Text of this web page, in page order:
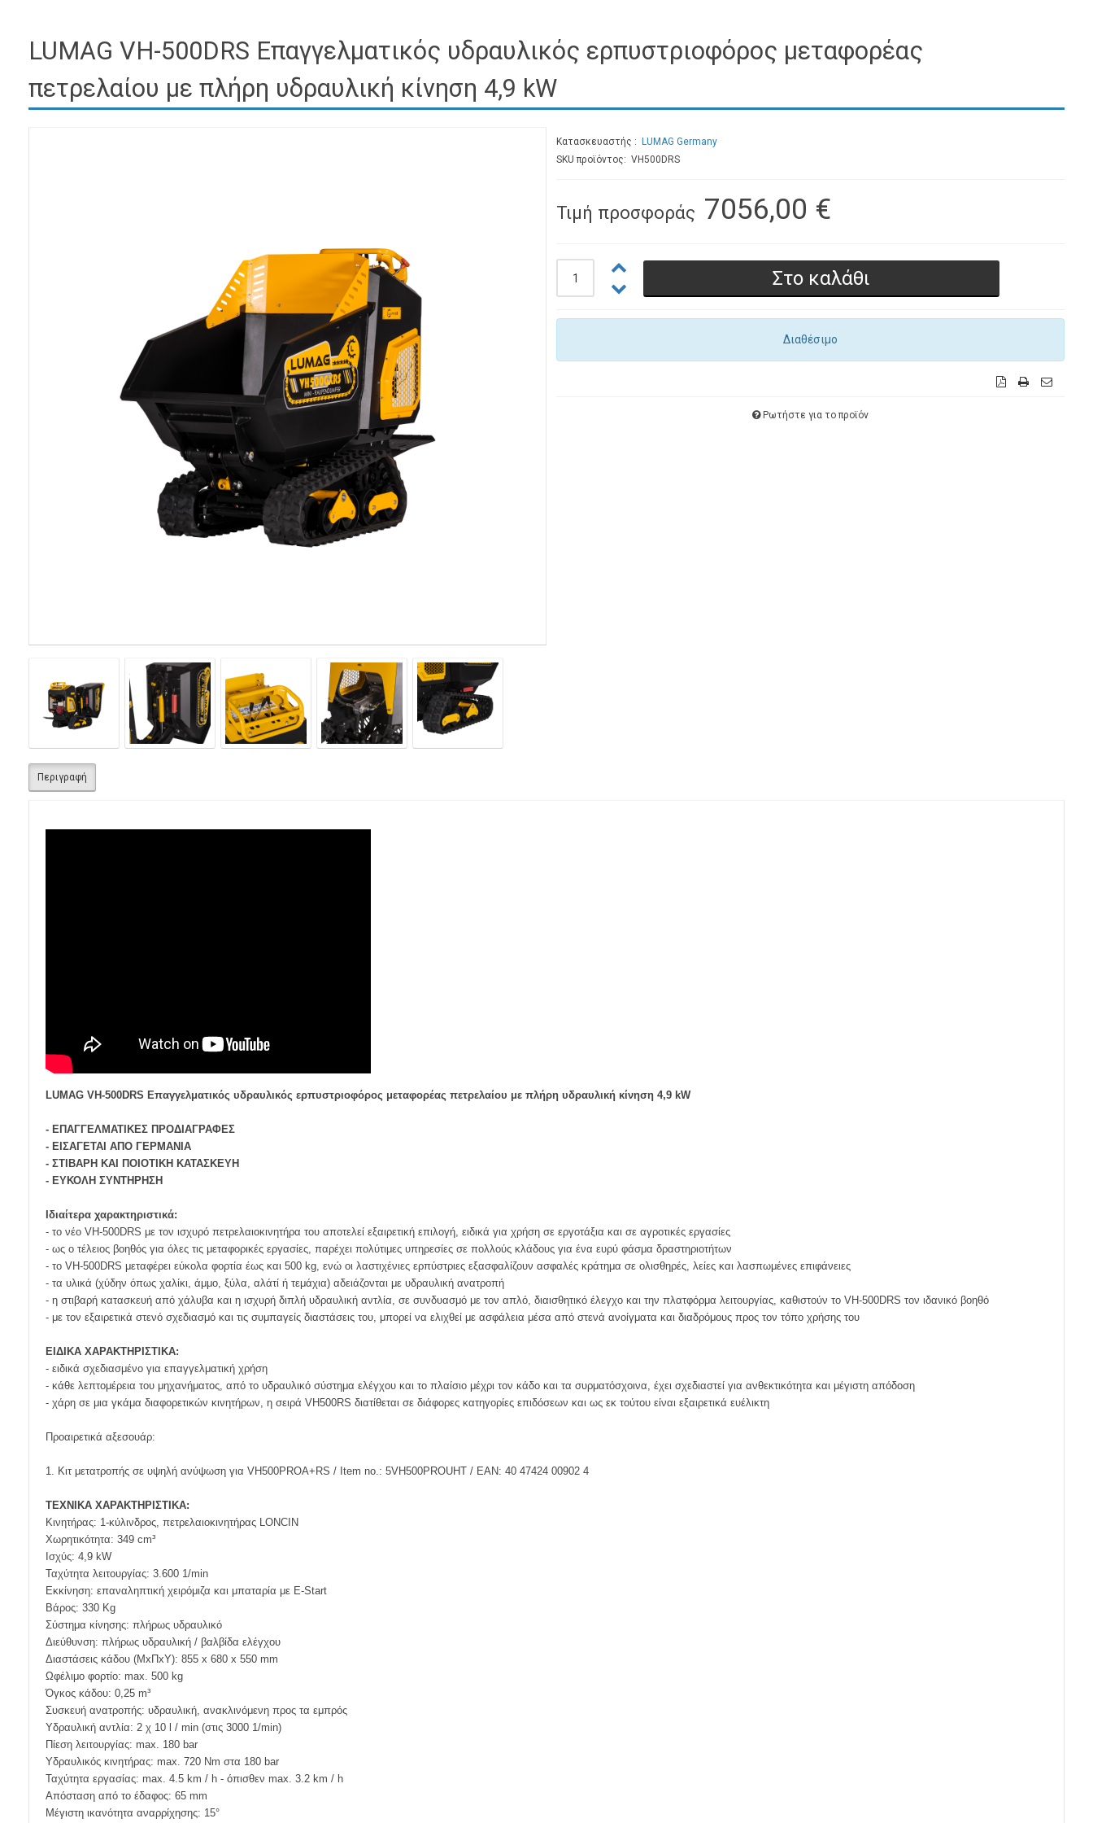
LUMAG VH-500DRS Επαγγελματικός υδραυλικός ερπυστριοφόρος μεταφορέας
πετρελαίου με πλήρη υδραυλική κίνηση 4,9 kW
Κατασκευαστής
LUMAG Germany
SKU προϊόντος: VH500DRS
Τιμή προσφοράς 7056,00 €
Διαθέσιμο
Ρωτήστε για το προϊόν
Περιγραφή
LUMAG VH-500DRS Επαγγελματικός υδραυλικός ερπυστριοφόρος μεταφορέας πετρελαίου με πλήρη υδραυλική κίνηση 4,9 kW
- ΕΠΑΓΓΕΛΜΑΤΙΚΕΣ ΠΡΟΔΙΑΓΡΑΦΕΣ
- ΕΙΣΑΓΕΤΑΙ ΑΠΟ ΓΕΡΜΑΝΙΑ
- ΣΤΙΒΑΡΗ ΚΑΙ ΠΟΙΟΤΙΚΗ ΚΑΤΑΣΚΕΥΗ
- ΕΥΚΟΛΗ ΣΥΝΤΗΡΗΣΗ
Ιδιαίτερα χαρακτηριστικά:
- το νέο VH-500DRS με τον ισχυρό πετρελαιοκινητήρα του αποτελεί εξαιρετική επιλογή, ειδικά για χρήση σε εργοτάξια και σε αγροτικές εργασίες
- ως ο τέλειος βοηθός για όλες τις μεταφορικές εργασίες, παρέχει πολύτιμες υπηρεσίες σε πολλούς κλάδους για ένα ευρύ φάσμα δραστηριοτήτων
- το VH-500DRS μεταφέρει εύκολα φορτία έως και 500 kg, ενώ οι λαστιχένιες ερπύστριες εξασφαλίζουν ασφαλές κράτημα σε ολισθηρές, λείες και λασπωμένες επιφάνειες
- τα υλικά (χύδην όπως χαλίκι, άμμο, ξύλα, αλάτί ή τεμάχια) αδειάζονται με υδραυλική ανατροπή
- η στιβαρή κατασκευή από χάλυβα και η ισχυρή διπλή υδραυλική αντλία, σε συνδυασμό με τον απλό, διαισθητικό έλεγχο και την πλατφόρμα λειτουργίας, καθιστούν το VH-500DRS τον ιδανικό βοηθό
- με τον εξαιρετικά στενό σχεδιασμό και τις συμπαγείς διαστάσεις του, μπορεί να ελιχθεί με ασφάλεια μέσα από στενά ανοίγματα και διαδρόμους προς τον τόπο χρήσης του
ΕΙΔΙΚΑ ΧΑΡΑΚΤΗΡΙΣΤΙΚΑ:
- ειδικά σχεδιασμένο για επαγγελματική χρήση
- κάθε λεπτομέρεια του μηχανήματος, από το υδραυλικό σύστημα ελέγχου και το πλαίσιο μέχρι τον κάδο και τα συρματόσχοινα, έχει σχεδιαστεί για ανθεκτικότητα και μέγιστη απόδοση
- χάρη σε μια γκάμα διαφορετικών κινητήρων, η σειρά VH500RS διατίθεται σε διάφορες κατηγορίες επιδόσεων και ως εκ τούτου είναι εξαιρετικά ευέλικτη
Προαιρετικά αξεσουάρ:
1. Κιτ μετατροπής σε υψηλή ανύψωση για VH500PROA+RS / Item no.: 5VH500PROUHT / EAN: 40 47424 00902 4
ΤΕΧΝΙΚΑ ΧΑΡΑΚΤΗΡΙΣΤΙΚΑ:
Κινητήρας: 1-κύλινδρος, πετρελαιοκινητήρας LONCIN
Χωρητικότητα: 349 cm³
Ισχύς: 4,9 kW
Ταχύτητα λειτουργίας: 3.600 1/min
Εκκίνηση: επαναληπτική χειρόμιζα και μπαταρία με E-Start
Βάρος: 330 Kg
Σύστημα κίνησης: πλήρως υδραυλικό
Διεύθυνση: πλήρως υδραυλική / βαλβίδα ελέγχου
Διαστάσεις κάδου (ΜxΠxΥ): 855 x 680 x 550 mm
Ωφέλιμο φορτίο: max. 500 kg
Όγκος κάδου: 0,25 m³
Συσκευή ανατροπής: υδραυλική, ανακλινόμενη προς τα εμπρός
Υδραυλική αντλία: 2 χ 10 l / min (στις 3000 1/min)
Πίεση λειτουργίας: max. 180 bar
Υδραυλικός κινητήρας: max. 720 Nm στα 180 bar
Ταχύτητα εργασίας: max. 4.5 km / h - όπισθεν max. 3.2 km / h
Απόσταση από το έδαφος: 65 mm
Μέγιστη ικανότητα αναρρίχησης: 15°